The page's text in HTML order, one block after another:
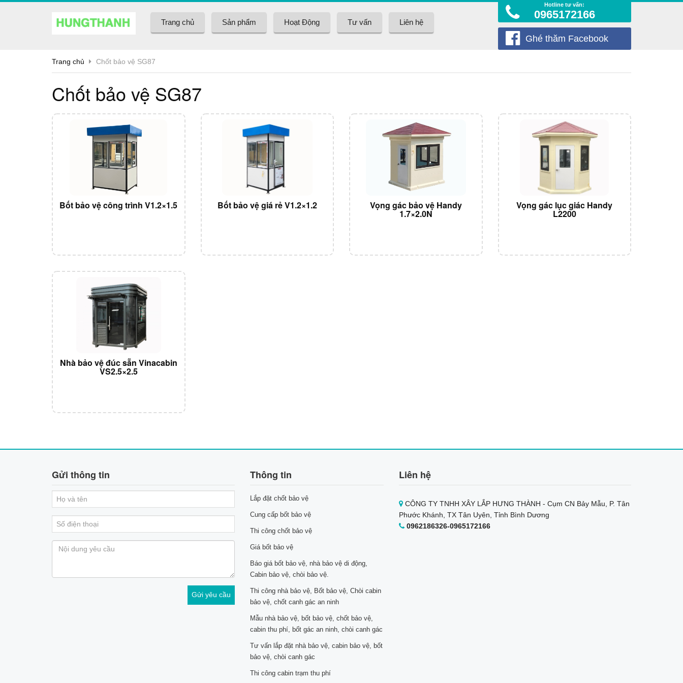
Trang chủ Sản phẩm Hoạt Động Tư vấn Liên hệ
Hotline tư vấn:
0965172166
Ghé thăm Facebook
Trang chủ Chốt bảo vệ SG87
Chốt bảo vệ SG87
Bốt bảo vệ công trình V1.2×1.5 Bốt bảo vệ giá rẻ V1.2×1.2 Vọng gác bảo vệ Handy
1.7×2.0N
Vọng gác lục giác Handy
L2200
Nhà bảo vệ đúc sẵn Vinacabin
VS2.5×2.5
Gửi thông tin Thông tin
Lắp đặt chốt bảo vệ
Cung cấp bốt bảo vệ
Thi công chốt bảo vệ
Giá bốt bảo vệ
Báo giá bốt bảo vệ, nhà bảo vệ di động,
Cabin bảo vệ, chòi bảo vệ.
Thi công nhà bảo vệ, Bốt bảo vệ, Chòi cabin
bảo vệ, chốt canh gác an ninh
Mẫu nhà bảo vệ, bốt bảo vệ, chốt bảo vệ,
cabin thu phí, bốt gác an ninh, chòi canh gác
Tư vấn lắp đặt nhà bảo vệ, cabin bảo vệ, bốt
bảo vệ, chòi canh gác
Thi công cabin trạm thu phí
Liên hệ
CÔNG TY TNHH XÂY LẮP HƯNG THÀNH - Cụm CN Bảy Mẫu, P. Tân
Phước Khánh, TX Tân Uyên, Tỉnh Bình Dương
0962186326-0965172166